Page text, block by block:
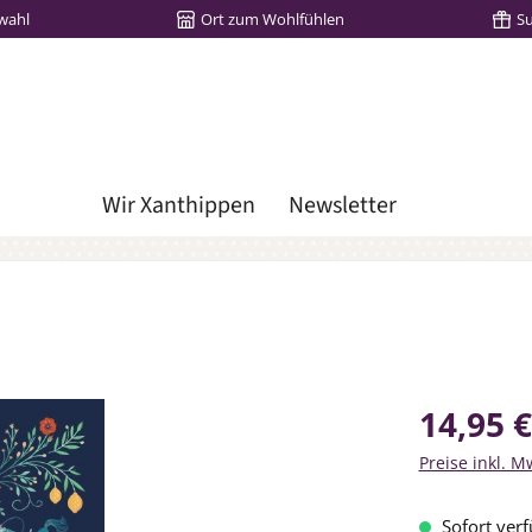
Ort zum Wohlfühlen
Wir Xanthippen Newsletter
Regulärer
14,95 €
Preise inkl.
Sofort